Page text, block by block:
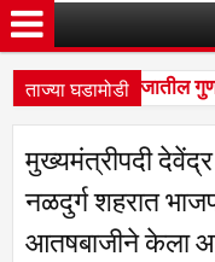
ताज्या घडामोडी
PM बंजारा समाजातील
शिवारातील घटना;
मुख्यमंत्रीपदी
नळदुर्ग शहरात
आतषबाजीने केला